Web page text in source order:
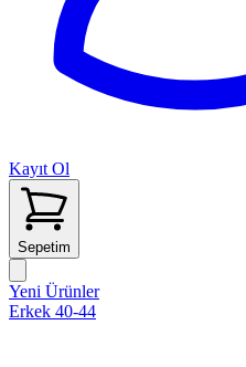
Kayıt Ol
Sepetim
Yeni Ürünler
Erkek 40-44